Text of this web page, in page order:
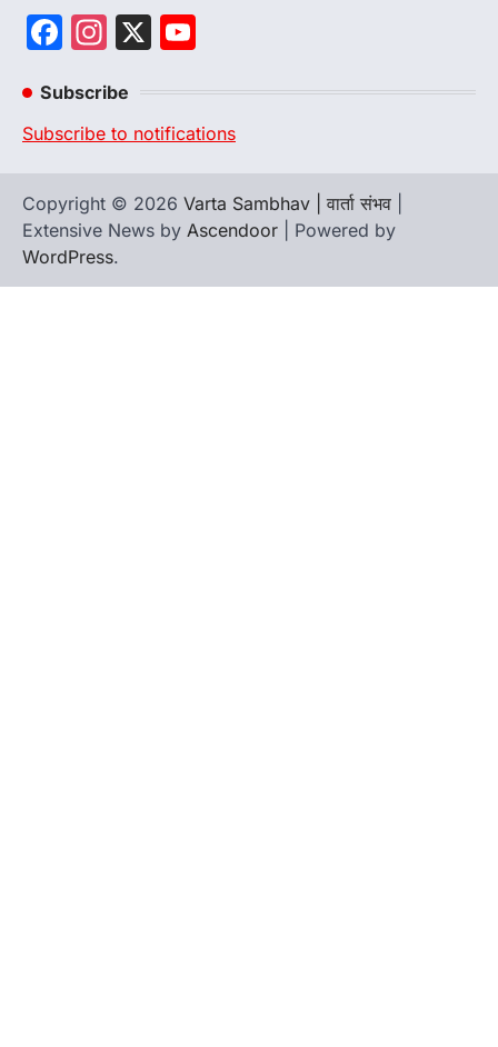
Facebook
Instagram
X
Subscribe
Subscribe to notifications
Copyright © 2026 Varta Sambhav | वार्ता संभव
Extensive News by Ascendoor | Powered by
WordPress.